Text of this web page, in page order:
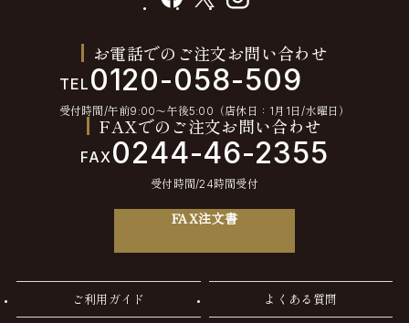
お電話でのご注文お問い合わせ
TEL 0120-058-509
受付時間/午前9:00〜午後5:00（店休日：1月1日/水曜日）
FAXでのご注文お問い合わせ
FAX 0244-46-2355
受付時間/24時間受付
FAX注文書
ご利用ガイド よくある質問